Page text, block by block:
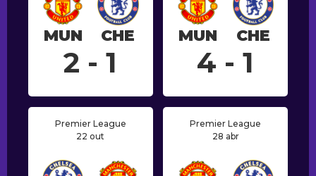
MUN CHE
2 - 1
MUN CHE
4 - 1
Premier League
22 out
Premier League
28 abr